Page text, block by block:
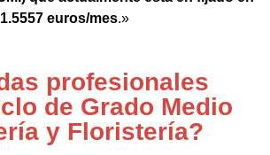
euros/mes.»
profesionales
de Grado Medio
y Floristería?